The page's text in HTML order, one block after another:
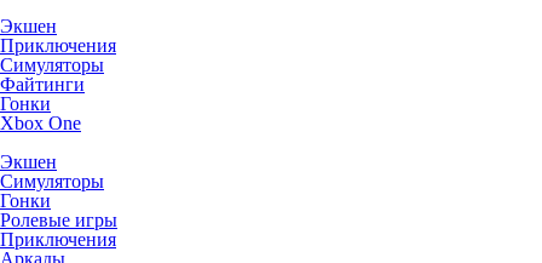
Экшен
Приключения
Симуляторы
Файтинги
Гонки
Xbox One
Экшен
Симуляторы
Гонки
Ролевые игры
Приключения
Аркады